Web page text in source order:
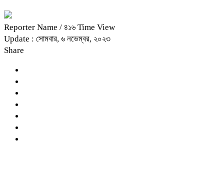
Reporter Name / ৪১৬ Time View
Update : সোমবার, ৬ নভেম্বর, ২০২৩
Share